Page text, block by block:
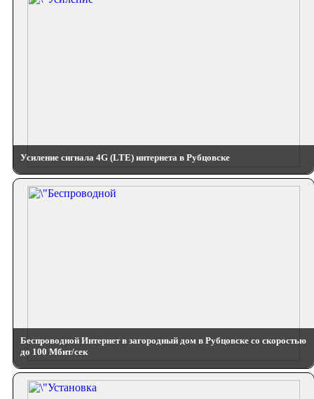
Усиление сигнала 4G (LTE) интернета в Рубцовске
Беспроводной Интернет в загородный дом в Рубцовске со скоростью
до 100 Мбит/сек